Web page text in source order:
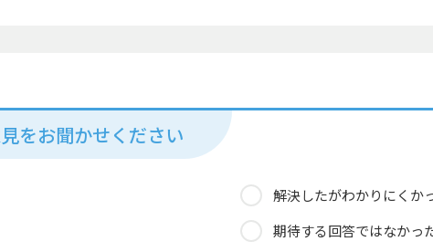
をお聞かせください
解決したがわかりにくか
期待する回答ではなかっ